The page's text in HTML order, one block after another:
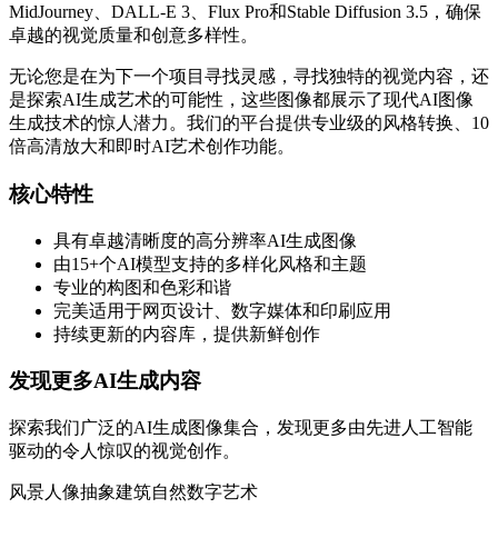
MidJourney、DALL-E 3、Flux Pro和Stable Diffusion 3.5，确保
卓越的视觉质量和创意多样性。
无论您是在为下一个项目寻找灵感，寻找独特的视觉内容，还
是探索AI生成艺术的可能性，这些图像都展示了现代AI图像
生成技术的惊人潜力。我们的平台提供专业级的风格转换、10
倍高清放大和即时AI艺术创作功能。
核心特性
具有卓越清晰度的高分辨率AI生成图像
由15+个AI模型支持的多样化风格和主题
专业的构图和色彩和谐
完美适用于网页设计、数字媒体和印刷应用
持续更新的内容库，提供新鲜创作
发现更多AI生成内容
探索我们广泛的AI生成图像集合，发现更多由先进人工智能
驱动的令人惊叹的视觉创作。
风景人像抽象建筑自然数字艺术